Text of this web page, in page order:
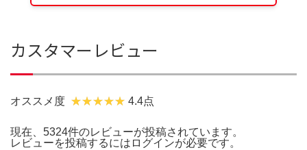
カスタマーレビュー
オススメ度 4.4点
現在、5324件のレビューが投稿されています。
レビューを投稿するには ログインが必要です。